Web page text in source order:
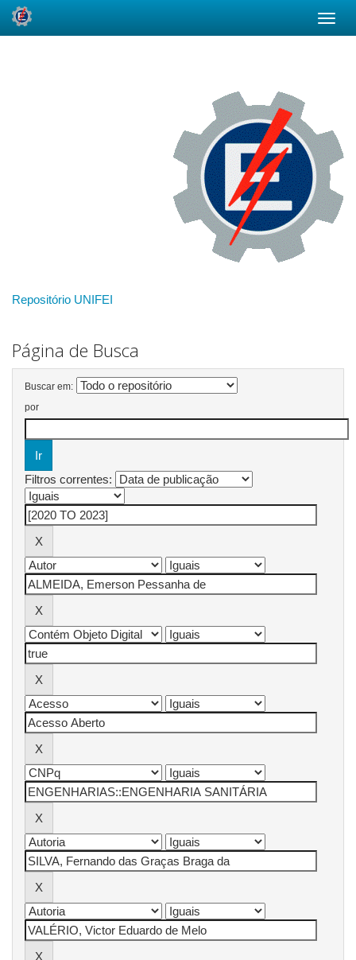
Repositório UNIFEI
Página de Busca
Buscar em:
por
Filtros correntes: